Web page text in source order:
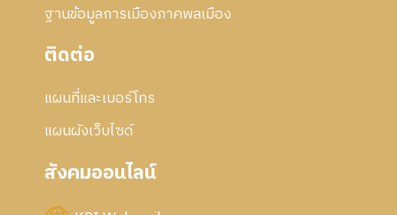
ฐานข้อมูลการเมืองภาคพลเมือง
ติดต่อ
แผนที่และเบอร์โทร
แผนผังเว็บไซด์
สังคมออนไลน์